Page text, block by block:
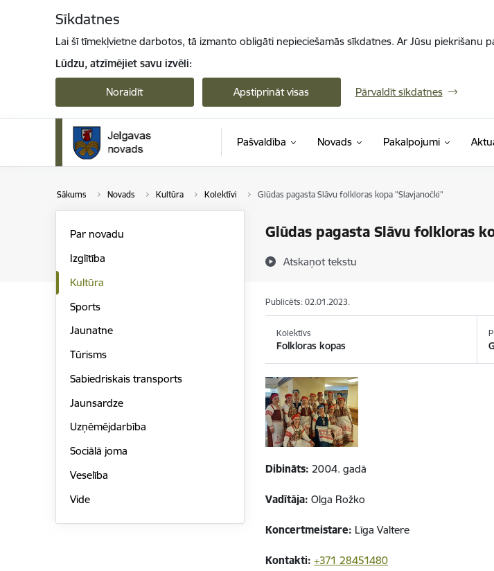
Sīkdatnes
Lai šī tīmekļvietne darbotos, tā izmanto obligāti nepieciešamās sīkdatnes. Ar Jūsu
Lūdzu, atzīmējiet savu izvēli:
Noraidīt Apstiprināt visas Pārvaldīt sīkdatnes
Pašvaldība Novads Pakalpojumi
Sākums Novads Kultūra Kolektīvi Glūdas pagasta Slāvu folkloras kopa "Slavjanočki”
Glūdas pagasta Slāvu folkloras
Atskaņot tekstu
Par novadu
Izglītība
Kultūra
Sports
Jaunatne
Tūrisms
Sabiedriskais transports
Jaunsardze
Uzņēmējdarbība
Sociālā joma
Veselība
Vide
Publicēts: 02.01.2023.
Kolektīvs
Folkloras kopas
Dibināts: 2004. gadā
Vadītāja: Olga Rožko
Koncertmeistare: Līga Valtere
Kontakti: +371 28451480